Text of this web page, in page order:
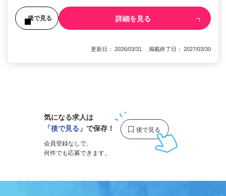
後で見る 詳細を見る
更新日： 2026/03/31 掲載終了日： 2027/03/30
気になる求人は
「後で見る 」で保存！
会員登録なしで、
何件でも応募できます。